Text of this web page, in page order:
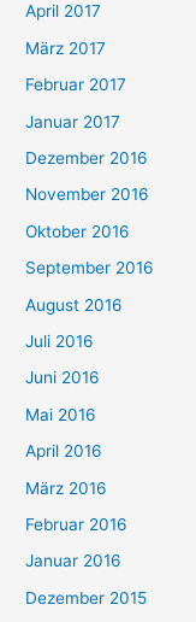
April 2017
März 2017
Februar 2017
Januar 2017
Dezember 2016
November 2016
Oktober 2016
September 2016
August 2016
Juli 2016
Juni 2016
Mai 2016
April 2016
März 2016
Februar 2016
Januar 2016
Dezember 2015